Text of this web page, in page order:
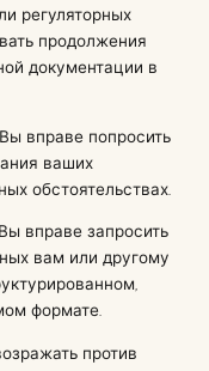
регуляторных
продолжения
документации в
вправе попросить
ваших
обстоятельствах.
вправе запросить
вам или другому
формате.
против